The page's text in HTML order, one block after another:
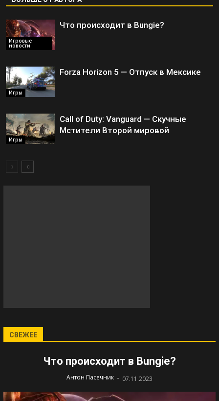
Игровые
новости
Что происходит в Bungie?
Игры
Forza Horizon 5 — Отпуск в Мексике
Игры
Call of Duty: Vanguard — Скучные
Мстители Второй мировой
СВЕЖЕЕ
Что происходит в Bungie?
Антон Пасечник - 07.11.2023